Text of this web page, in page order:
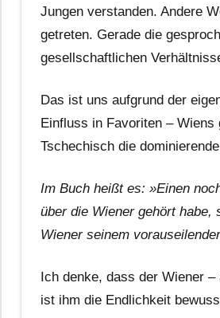
Jungen verstanden. Andere
getreten. Gerade die
gesellschaftlichen
Das ist uns aufgrund der
Einfluss in Favoriten –
Tschechisch die
Im Buch heißt es: »Einen
über die Wiener gehört habe,
Wiener seinem
Ich denke, dass der Wiener
ist ihm die Endlichkeit